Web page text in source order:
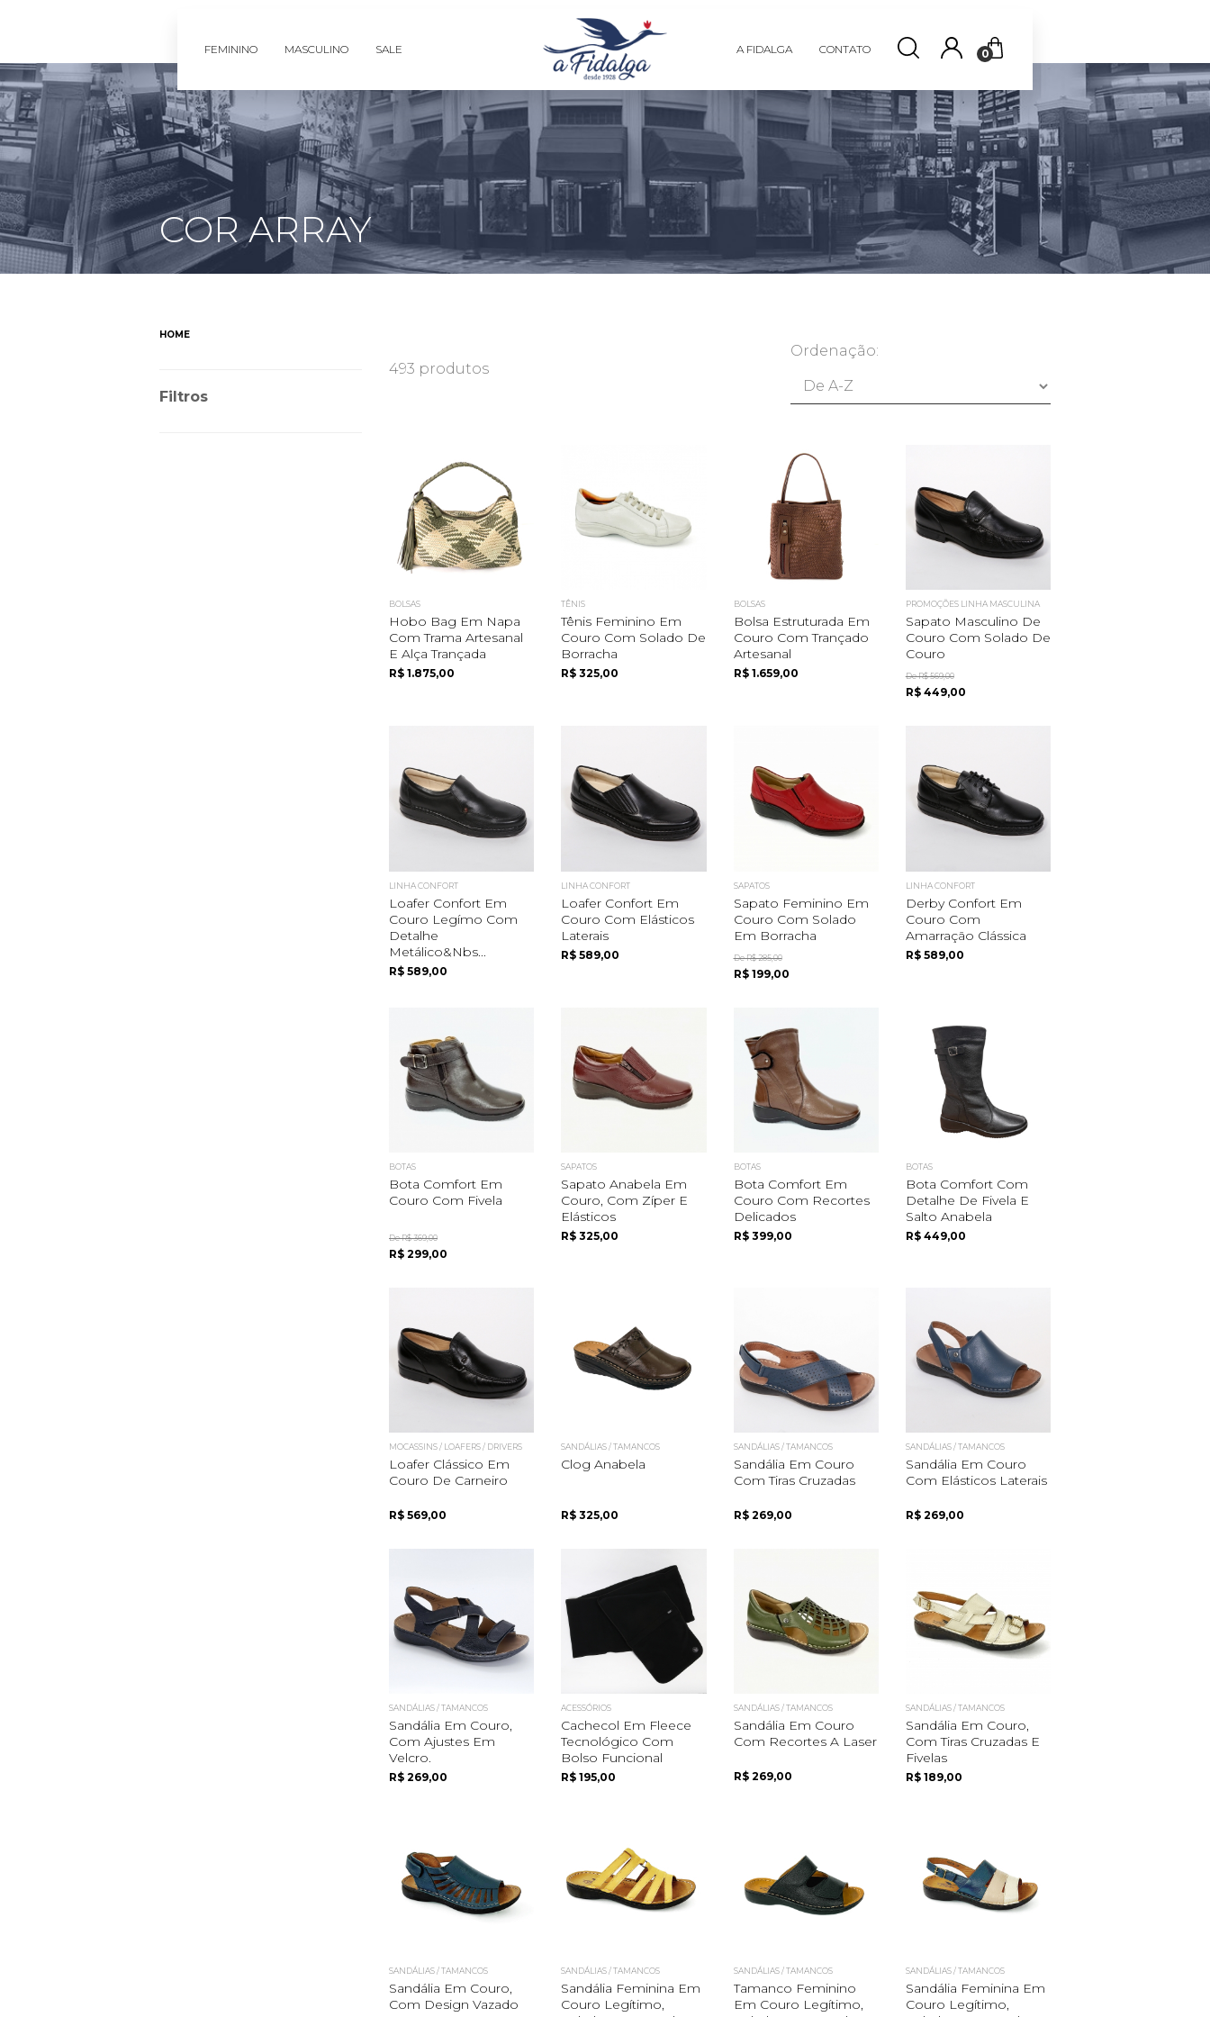
0
FEMININO MASCULINO SALE A FIDALGA CONTATO
Quero me cadastrar
COR ARRAY
HOME
493 produtos
Ordenação:
BOLSAS
Hobo Bag Em Napa
Com Trama Artesanal
E Alça Trançada
R$ 1.875,00
TÊNIS
Tênis Feminino Em
Couro Com Solado De
Borracha
R$ 325,00
BOLSAS
Bolsa Estruturada Em
Couro Com Trançado
Artesanal
R$ 1.659,00
PROMOÇÕES LINHA MASCULINA
Sapato Masculino De
Couro Com Solado De
Couro
De R$ 569,00
R$ 449,00
LINHA CONFORT
Loafer Confort Em
Couro Legímo Com
Detalhe
Metálico&nbs...
R$ 589,00
LINHA CONFORT
Loafer Confort Em
Couro Com Elásticos
Laterais
R$ 589,00
SAPATOS
Sapato Feminino Em
Couro Com Solado
Em Borracha
De R$ 285,00
R$ 199,00
LINHA CONFORT
Derby Confort Em
Couro Com
Amarração Clássica
R$ 589,00
BOTAS
Bota Comfort Em
Couro Com Fivela
De R$ 369,00
R$ 299,00
SAPATOS
Sapato Anabela Em
Couro, Com Zíper E
Elásticos
R$ 325,00
BOTAS
Bota Comfort Em
Couro Com Recortes
Delicados
R$ 399,00
BOTAS
Bota Comfort Com
Detalhe De Fivela E
Salto Anabela
R$ 449,00
MOCASSINS / LOAFERS / DRIVERS
Loafer Clássico Em
Couro De Carneiro
R$ 569,00
SANDÁLIAS / TAMANCOS
Clog Anabela
R$ 325,00
SANDÁLIAS / TAMANCOS
Sandália Em Couro
Com Tiras Cruzadas
R$ 269,00
SANDÁLIAS / TAMANCOS
Sandália Em Couro
Com Elásticos Laterais
R$ 269,00
SANDÁLIAS / TAMANCOS
Sandália Em Couro,
Com Ajustes Em
Velcro.
R$ 269,00
ACESSÓRIOS
Cachecol Em Fleece
Tecnológico Com
Bolso Funcional
R$ 195,00
SANDÁLIAS / TAMANCOS
Sandália Em Couro
Com Recortes A Laser
R$ 269,00
SANDÁLIAS / TAMANCOS
Sandália Em Couro,
Com Tiras Cruzadas E
Fivelas
R$ 189,00
SANDÁLIAS / TAMANCOS
Sandália Em Couro,
Com Design Vazado
SANDÁLIAS / TAMANCOS
Sandália Feminina Em
Couro Legítimo,
SANDÁLIAS / TAMANCOS
Tamanco Feminino
Em Couro Legítimo,
SANDÁLIAS / TAMANCOS
Sandália Feminina Em
Couro Legítimo,
Filtros